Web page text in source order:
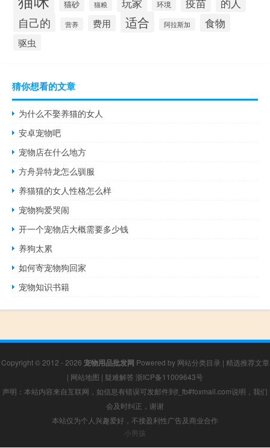
猫砂 猫粮 玩家 环境
自己的 营养 费用 适合 阿拉斯加 食物
驱虫
猜你想看的文章
为什么不娶养猫的女人
安卓宠物吧
宠物店在什么地方
方舟异特龙怎么驯服
养猫猫的女人性格怎么样
宠物狗爱哭闹
开一个宠物店大概需要多少钱
养狗太累
如何寄宠物狗回家
宠物知识书籍
Copyright © 2012 - 2026 宠物用品批发网 Powered by 网站分类目录 | 精选推荐文章
| 网站地图 | 疑难解答 浙ICP备11009643号
声明：本站内容来自互联网，如信息有错误可发邮件到f_fb#foxmail.com说明，我们
会及时纠正，谢谢
本站仅为个人兴趣爱好，不接盈利性广告及商业合作
小男孩